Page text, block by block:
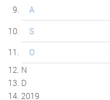
A
S
O
N
D
2019